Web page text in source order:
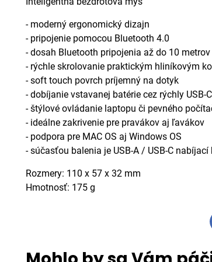
- moderný ergonomický dizajn
- pripojenie pomocou Bluetooth 4.0
- dosah Bluetooth pripojenia až do 10 metrov
- rýchle skrolovanie praktickým hliníkovým
- soft touch povrch príjemný na dotyk
- dobíjanie vstavanej batérie cez rýchly USB-
- štýlové ovládanie laptopu či pevného
- ideálne zakrivenie pre pravákov aj ľavákov
- podpora pre MAC OS aj Windows OS
- súčasťou balenia je USB-A / USB-C nabíjací
Rozmery: 110 x 57 x 32 mm
Hmotnosť: 175 g